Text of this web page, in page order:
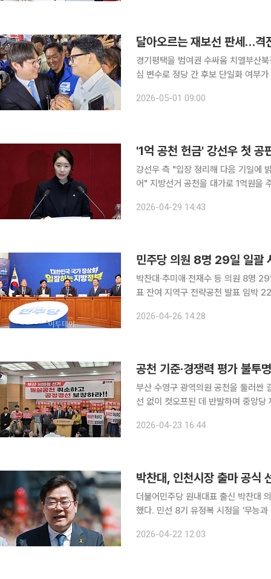
달아오르는 재보선 판세…격
경기평택을 범여권 수싸움 치열부산북갑 양강구도 선점 신
심 변수로 정당 간 후보 단일화 여부
르면 6월 3일 지방선거와 함께 치러
2026-05-01 09:00
'1억 공천 헌금' 강선우 첫
강선우 측 "입장 정리해 다음 기일에
어" 지방선거 공천을 대가로 1억원을 주고받은 혐의를 받는 강선우 무소속 의원과 김경 전 서울시의
2026-04-29 14:43
민주당 의원 8명 29일 일괄
박찬대·추미애·전재수 등 의원 8명
표 잔여 지역구 전략공천 발표 임박 22대 국회의원 9명이 한 주 사이 동시에 자리를 비운다. 더불어
한다. 보궐선거 동시 실시 데드라인을
2026-04-26 14:28
부산 수영구 광역의원 공천을 둘러싼
선 없이 컷오프된 데 반발하며 중앙당 재심과 법
자회견을 열고 “아무런 결격 사유도
2026-04-23 16:44
박찬대, 인천시장 출마 공
더불어민주당 원내대표 출신 박찬대
했다. 민선 8기 유정복 시정을 '무능과
을 열고 "인천을 위해 남김없이 쏟아
2026-04-22 12:03